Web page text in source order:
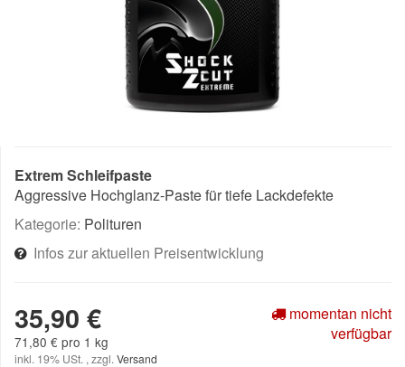
Extrem Schleifpaste
Aggressive Hochglanz-Paste für tiefe Lackdefekte
Kategorie: Polituren
Infos zur aktuellen Preisentwicklung
35,90 €
71,80 € pro 1 kg
inkl. 19% USt. , zzgl. Versand
momentan nicht
verfügbar